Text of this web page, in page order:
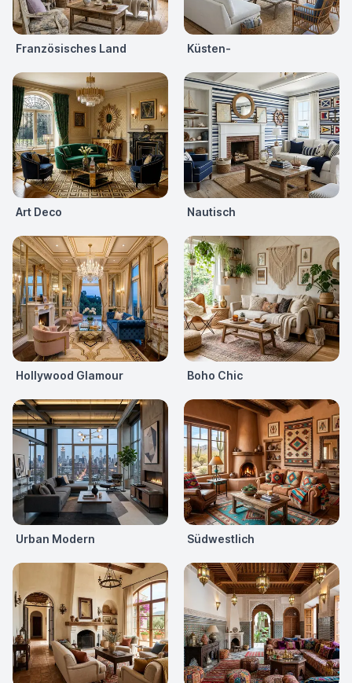
Französisches Land Küsten-
Art Deco Nautisch
Hollywood Glamour Boho Chic
Urban Modern Südwestlich